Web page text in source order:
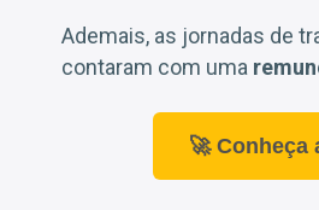
Ademais, as jornadas de
contaram com uma
🚀 Conheça